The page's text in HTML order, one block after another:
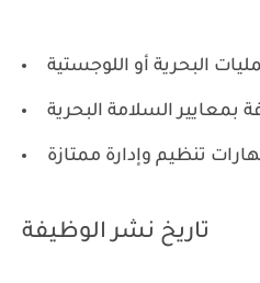
تاريخ نشر الوظيفة